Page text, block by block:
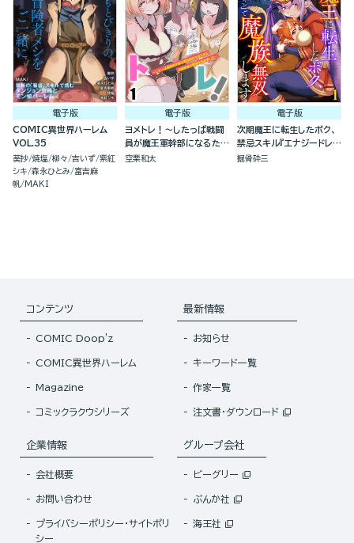
電子版
COMIC異世界ハーレム
VOL.35
葵抄 焼塩 柳々 吉いず 紫紅
シキ 森永ひとみ
富吉麻
帆
MAKI
電子版
ヨメトレ！～したっぱ戦闘
員が魔王軍幹部になるため
に花嫁候補の教育を始めま
空栗和太
電子版
次期魔王に転生したボク、
禁忌スキル『エナジードレイ
ン』で魔族無双します（分冊
掘骨砕三
コンテンツ
COMIC Doop'z
COMIC異世界ハーレム
Magazine
コミックラクウシリーズ
最新情報
お知らせ
キーワード一覧
作家一覧
注文書・ダウンロード
企業情報
会社概要
お問い合わせ
プライバシーポリシー・サイトポリ
シー
グループ会社
ビーグリー
ぶんか社
海王社